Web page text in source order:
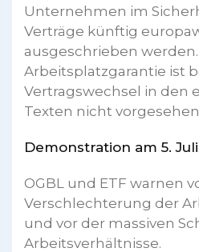
Unternehmen im
Verträge künftig
ausgeschrieben werden.
Arbeitsplatzgarantie ist
Vertragswechsel in den
Texten nicht
Demonstration am 5. Juli
OGBL und ETF warnen
Verschlechterung der
und vor der massiven
Arbeitsverhältnisse.